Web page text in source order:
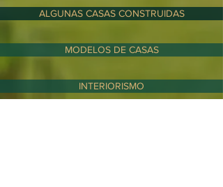
ALGUNAS CASAS CONSTRUIDAS
MODELOS DE CASAS
INTERIORISMO